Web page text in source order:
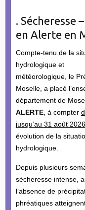
. Sécheresse
en Alerte en
Compte-tenu de la
hydrologique et
météorologique, le
Moselle, a placé
département de
ALERTE, à compter
jusqu’au 31 août 2026
évolution de la
hydrologique.
Depuis plusieurs
sécheresse intense,
l’absence de
phréatiques